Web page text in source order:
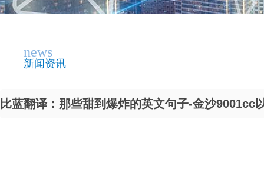
news
新闻资讯
比蓝翻译：那些甜到爆炸的英文句子-金沙9001cc